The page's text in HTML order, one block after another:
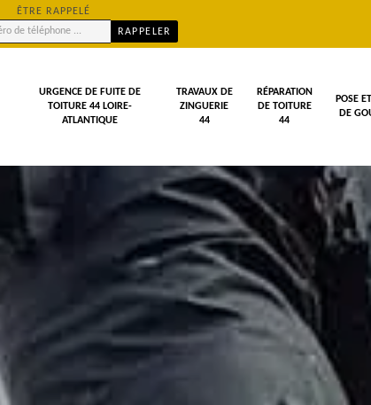
ÊTRE RAPPELÉ
URGENCE DE FUITE DE
TOITURE 44 LOIRE-
ATLANTIQUE
TRAVAUX DE
ZINGUERIE
44
RÉPARATION
DE TOITURE
44
POSE
DE